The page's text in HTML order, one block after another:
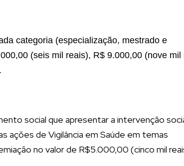
categoria (especialização, mestrado e
(seis mil reais), R$ 9.000,00 (nove mil
social que apresentar a intervenção
ações de Vigilância em Saúde em temas
no valor de R$5.000,00 (cinco mil